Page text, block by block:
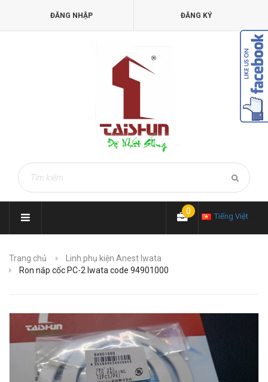
ĐĂNG NHẬP ĐĂNG KÝ
Tiếng Việt
0
Trang chủ
Linh phụ kiện Anest Iwata
Ron nắp cốc PC-2 Iwata code 94901000